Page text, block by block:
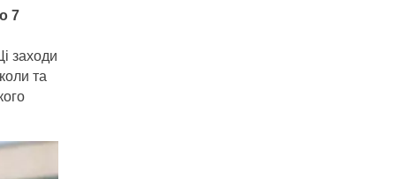
7
заходи
та